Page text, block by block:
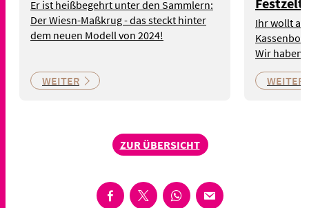
Er ist heißbegehrt unter den Sammlern:
Der Wiesn-Maßkrug - das steckt hinter
dem neuen Modell von 2024!
WEITER
Ihr wollt
Wir haben
WEITER
ZUR ÜBERSICHT